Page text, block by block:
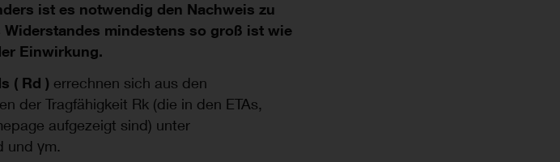
ist es notwendig den Nachweis zu
mindestens so groß ist wie
Einwirkung.
( Rd ) errechnen sich aus den
der Tragfähigkeit Rk (die in den ETAs,
aufgezeigt sind) unter
und γm.